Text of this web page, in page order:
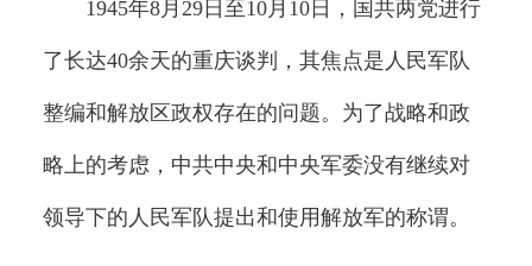
1945年8月29日至10月10日，国共两党进行
了长达40余天的重庆谈判，其焦点是人民军队
整编和解放区政权存在的问题。为了战略和政
略上的考虑，中共中央和中央军委没有继续对
领导下的人民军队提出和使用解放军的称谓。